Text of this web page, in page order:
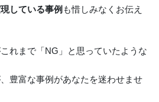
している事例 も惜しみなくお伝え
れまで「NG」と思っていたような
豊富な事例があなたを迷わせませ